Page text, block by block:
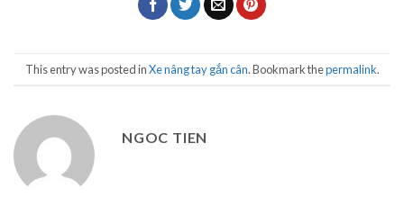
This entry was posted inXe nâng tay gắn cân. Bookmark thepermalink.
NGOC TIEN